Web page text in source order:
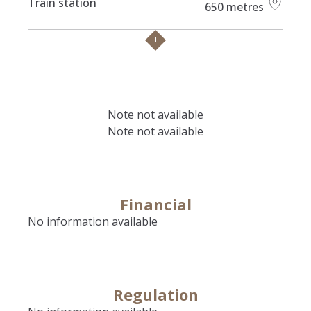
650 metres
Note not available
Note not available
Financial
No information available
Regulation